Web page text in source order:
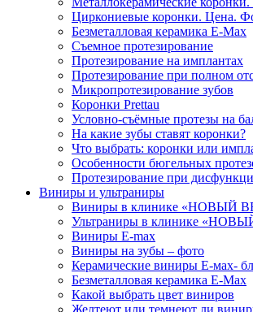
Циркониевые коронки. Цена.
Безметалловая керамика E-Max
Cъемное протезирование
Протезирование на имплантах
Протезирование при полном
Микропротезирование зубов
Коронки Prettau
Условно-съёмные протезы на
На какие зубы ставят коронки?
Что выбрать: коронки или
Особенности бюгельных
Протезирование при
Виниры и ультраниры
Виниры в клинике «НОВЫЙ
Ультраниры в клинике
Виниры E-max
Виниры на зубы – фото
Керамические виниры E-мах-
Безметалловая керамика E-Max
Какой выбрать цвет виниров